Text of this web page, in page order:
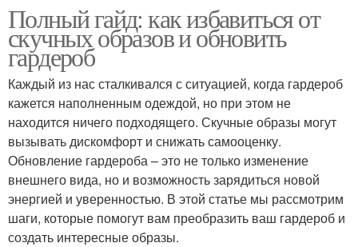
Полный гайд: как избавиться от
скучных образов и обновить
гардероб
Каждый из нас сталкивался с ситуацией, когда гардероб
кажется наполненным одеждой, но при этом не
находится ничего подходящего. Скучные образы могут
вызывать дискомфорт и снижать самооценку.
Обновление гардероба – это не только изменение
внешнего вида, но и возможность зарядиться новой
энергией и уверенностью. В этой статье мы рассмотрим
шаги, которые помогут вам преобразить ваш гардероб и
создать интересные образы.